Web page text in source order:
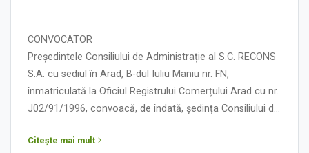
CONVOCATOR
Președintele Consiliului de Administrație al S.C. RECONS
S.A. cu sediul în Arad, B-dul Iuliu Maniu nr. FN,
înmatriculată la Oficiul Registrului Comerțului Arad cu nr.
J02/91/1996, convoacă, de îndată, ședința Consiliului de
următoarea:
Citește mai mult